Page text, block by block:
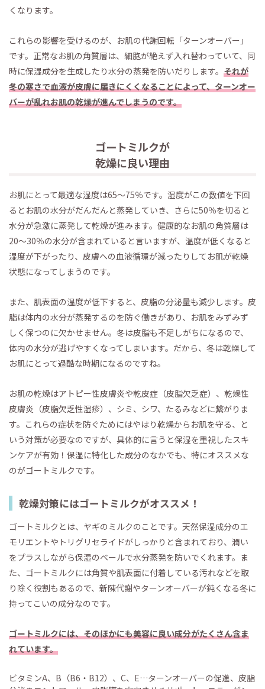
くなります。
これらの影響を受けるのが、お肌の代謝回転「ターンオーバー」
です。正常なお肌の角質層は、細胞が絶えず入れ替わっていて、同
時に保湿成分を生成したり水分の蒸発を防いだりします。 それが
冬の寒さで血液が皮膚に届きにくくなることによって、ターンオー
バーが乱れお肌の乾燥が進んでしまうのです。
ゴートミルクが
乾燥に良い理由
お肌にとって最適な湿度は65～75％です。湿度がこの数値を下回
るとお肌の水分がだんだんと蒸発していき、さらに50％を切ると
水分が急激に蒸発して乾燥が進みます。健康的なお肌の角質層は
20～30％の水分が含まれていると言いますが、温度が低くなると
湿度が下がったり、皮膚への血液循環が減ったりしてお肌が乾燥
状態になってしまうのです。
また、肌表面の温度が低下すると、皮脂の分泌量も減少します。皮
脂は体内の水分が蒸発するのを防ぐ働きがあり、お肌をみずみず
しく保つのに欠かせません。冬は皮脂も不足しがちになるので、
体内の水分が逃げやすくなってしまいます。だから、冬は乾燥して
お肌にとって過酷な時期になるのですね。
お肌の乾燥はアトピー性皮膚炎や乾皮症（皮脂欠乏症）、乾燥性
皮膚炎（皮脂欠乏性湿疹）、シミ、シワ、たるみなどに繋がりま
す。これらの症状を防ぐためにはやはり乾燥からお肌を守る、と
いう対策が必要なのですが、具体的に言うと保湿を重視したスキ
ンケアが有効！保湿に特化した成分のなかでも、特にオススメな
のがゴートミルクです。
乾燥対策にはゴートミルクがオススメ！
ゴートミルクとは、ヤギのミルクのことです。天然保湿成分のエ
モリエントやトリグリセライドがしっかりと含まれており、潤い
をプラスしながら保湿のベールで水分蒸発を防いでくれます。ま
た、ゴートミルクには角質や肌表面に付着している汚れなどを取
り除く役割もあるので、新陳代謝やターンオーバーが鈍くなる冬に
持ってこいの成分なのです。
ゴートミルクには、そのほかにも美容に良い成分がたくさん含ま
れています。
ビタミンA、B（B6・B12）、C、E…ターンオーバーの促進、皮脂